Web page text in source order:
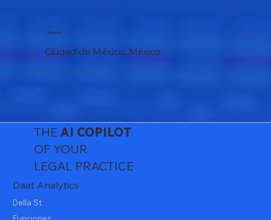
Ubicación
Ciudad de México, México
THE AI COPILOT
OF YOUR
LEGAL PRACTICE
Daat Analytics
Della St